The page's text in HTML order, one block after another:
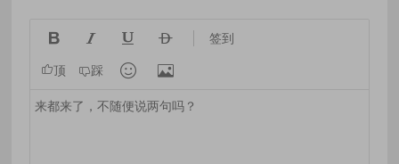
    签到
顶 踩  